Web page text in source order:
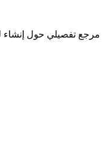
مرجع تفصيلي حول إنشاء